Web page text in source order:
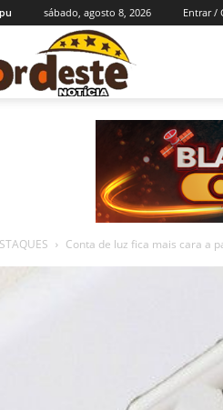
sábado, agosto 8, 2026 Entrar /
Notícia
Conta de luz fica mais cara a